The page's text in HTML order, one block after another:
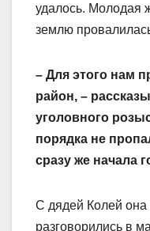
удалось. Молодая
землю
– Для этого нам
район, –
уголовного
порядка не
сразу же начала
С дядей Колей она
разговорились в